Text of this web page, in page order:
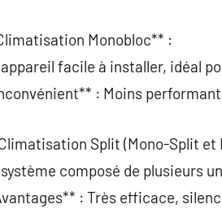
Monobloc** :
appareil facile à installer, idéal
: Moins
Split (Mono-Split et
système composé de plusieurs
: Très efficace,